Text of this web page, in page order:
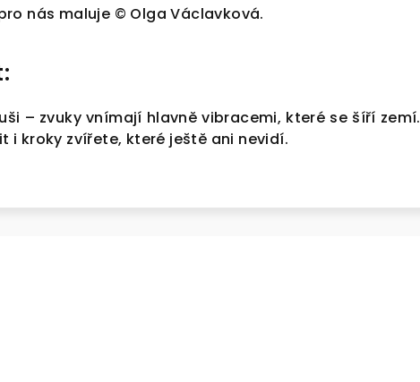
nás maluje © Olga Václavková.
– zvuky vnímají hlavně vibracemi, které se šíří
i kroky zvířete, které ještě ani nevidí.